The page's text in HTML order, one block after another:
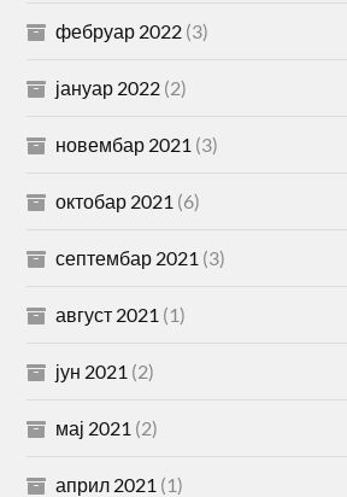
фебруар 2022 (3)
јануар 2022 (2)
новембар 2021 (3)
октобар 2021 (6)
септембар 2021 (3)
август 2021 (1)
јун 2021 (2)
мај 2021 (2)
април 2021 (1)